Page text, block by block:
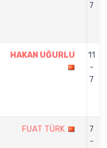
7
HAKAN UĞURLU
11
-
7
FUAT TÜRK
7
-